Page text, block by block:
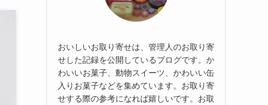
おいしいお取り寄せは、管理人のお取り寄
せした記録を公開しているブログです。か
わいいお菓子、動物スイーツ、かわいい缶
入りお菓子などを集めています。お取り寄
せする際の参考になれば嬉しいです。お取